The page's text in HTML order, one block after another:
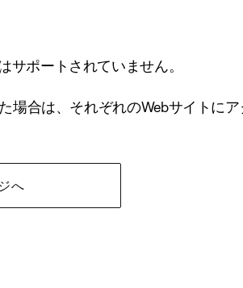
サポートされていません。
場合は、それぞれのWebサイトに
へ